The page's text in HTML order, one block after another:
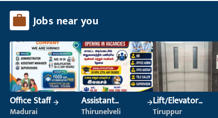
Jobs near you
Office Staff
Madurai
Assistant
Manager
Thirunelveli
Lift/Elevator
Technician
Tiruppur